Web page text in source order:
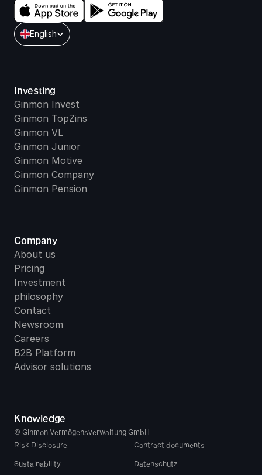
Select Language
English
Investing
Ginmon Invest
Ginmon TopZins
Ginmon VL
Ginmon Junior
Ginmon Motive
Ginmon Company
Ginmon Pension
Company
About us
Pricing
Investment
philosophy
Contact
Newsroom
Careers
B2B Platform
Advisor solutions
Knowledge
© Ginmon Vermögensverwaltung GmbH
Risk Disclosure
Contract documents
Sustainability Datenschutz